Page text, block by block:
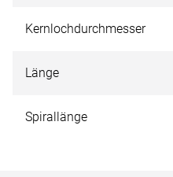
Kernlochdurchmesser
Länge
Spirallänge